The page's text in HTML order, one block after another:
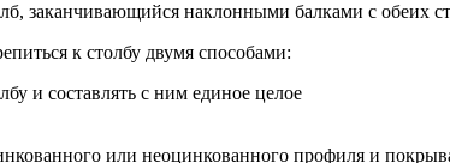
заканчивающийся наклонными балками с обеих
к столбу двумя способами:
и составлять с ним единое целое
или неоцинкованного профиля и